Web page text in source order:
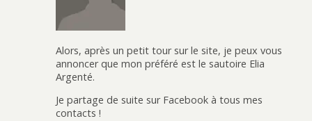
Alors, après un petit tour sur le site, je peux vous
annoncer que mon préféré est le sautoire Elia
Argenté.
Je partage de suite sur Facebook à tous mes
contacts !